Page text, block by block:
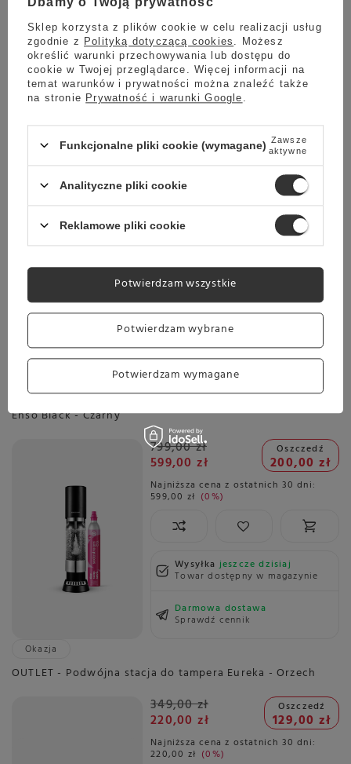
Wysyłkajeszcze dzisiaj
Towar dostępny w magazynie
Darmowa dostawa
Sprawdź cennik
Okazja
OUTLET - Środek do czyszczenia systemu mleka Loewe
aura.pure 12x10g
219,00 zł
Oszczedź
80,00 zł
Najniższa cena z ostatnich 30 dni:
219,00 zł
Wysyłka
Towar dostępny w magazynie
Darmowa dostawa
Sprawdź cennik
Enso Black - Czarny
799,00 zł
599,00 zł
Oszczedź
200,00 zł
Najniższa cena z ostatnich 30 dni:
599,00 zł 0%
Wysyłkajeszcze dzisiaj
Towar dostępny w magazynie
Darmowa dostawa
Sprawdź cennik
Okazja
OUTLET - Podwójna stacja do tampera Eureka - Orzech
349,00 zł
220,00 zł
Oszczedź
129,00 zł
Najniższa cena z ostatnich 30 dni:
220,00 zł 0%
Sklep korzysta z plików cookie w celu realizacji usług
zgodnie z Polityką dotyczącą cookies
. Możesz
określić warunki przechowywania lub dostępu do
cookie w Twojej przeglądarce. Więcej informacji na
temat warunków i prywatności można znaleźć także
na stronie Prywatność i warunki Google
Funkcjonalne pliki cookie (wymagane) Zawsze
aktywne
Analityczne pliki cookie
Reklamowe pliki cookie
Potwierdzam wybrane
Potwierdzam wymagane
Potwierdzam wszystkie